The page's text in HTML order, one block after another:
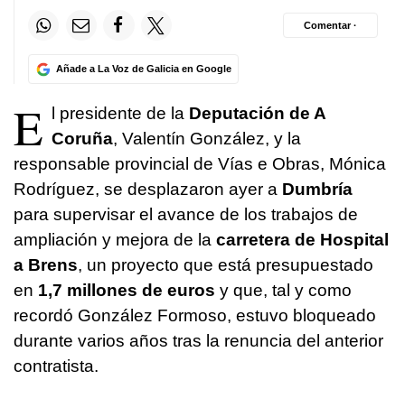
Añade a La Voz de Galicia en Google
Comentar ·
E l presidente de la Deputación de A
Coruña, Valentín González, y la
responsable provincial de Vías e Obras, Mónica
Rodríguez, se desplazaron ayer a Dumbría
para supervisar el avance de los trabajos de
ampliación y mejora de la carretera de Hospital
a Brens, un proyecto que está presupuestado
en 1,7 millones de euros y que, tal y como
recordó González Formoso, estuvo bloqueado
durante varios años tras la renuncia del anterior
contratista.